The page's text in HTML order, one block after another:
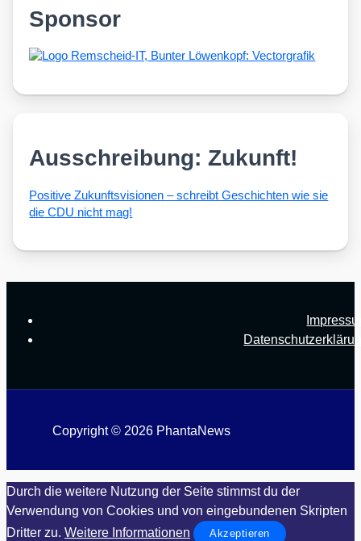
Sponsor
Ausschreibung: Zukunft!
Posi­ti­ve Zukunfts­vi­sio­nen – schreibt Geschich­ten wie sie
die CDU nicht mag!
Copyright © 2026 PhantaNews
Durch die weitere Nutzung der Seite stimmst du der
Verwendung von Cookies und von eingebundenen Skripten
Dritter zu. Weitere Informationen Akzeptieren